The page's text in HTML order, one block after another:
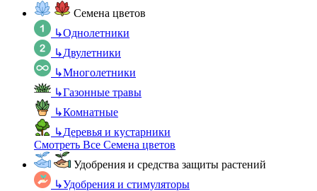
Семена цветов
↳Однолетники
↳Двулетники
↳Многолетники
↳Газонные травы
↳Комнатные
↳Деревья и кустарники
Смотреть Все Семена цветов
Удобрения и средства защиты растений
↳Удобрения и стимуляторы